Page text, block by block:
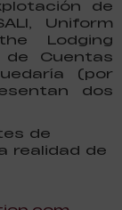
de
Uniform
Lodging
Cuentas
(por
dos
de
realidad de